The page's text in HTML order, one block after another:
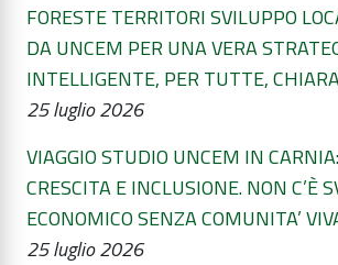
FORESTE TERRITORI SVILUPPO
DA UNCEM PER UNA VERA
INTELLIGENTE, PER TUTTE,
25 luglio 2026
VIAGGIO STUDIO UNCEM IN
CRESCITA E INCLUSIONE. NON C’È
ECONOMICO SENZA COMUNITA’
25 luglio 2026